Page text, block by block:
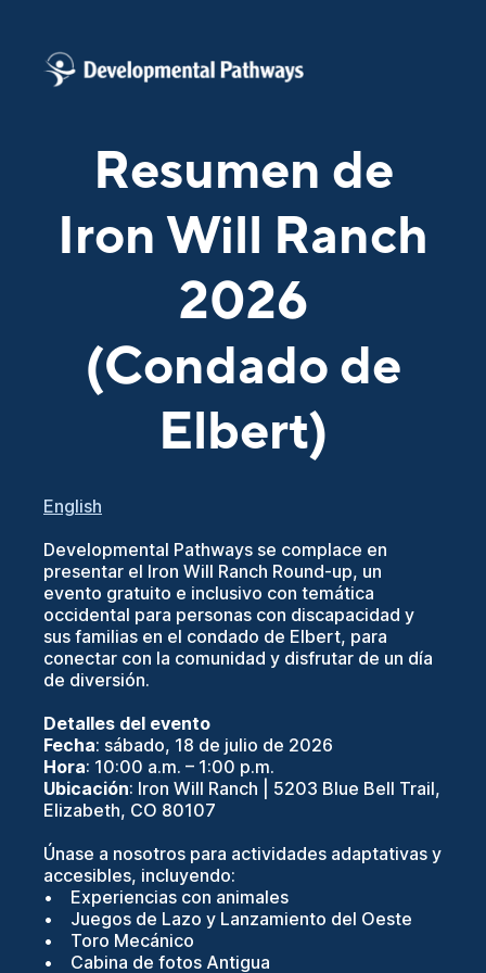
Resumen de
Iron Will Ranch
2026
(Condado de
Elbert)
English
Developmental Pathways se complace en
presentar el Iron Will Ranch Round-up, un
evento gratuito e inclusivo con temática
occidental para personas con discapacidad y
sus familias en el condado de Elbert, para
conectar con la comunidad y disfrutar de un día
de diversión.
Detalles del evento
Fecha: sábado, 18 de julio de 2026
Hora: 10:00 a.m. – 1:00 p.m.
Ubicación: Iron Will Ranch | 5203 Blue Bell Trail,
Elizabeth, CO 80107
Únase a nosotros para actividades adaptativas y
accesibles, incluyendo:
• Experiencias con animales
• Juegos de Lazo y Lanzamiento del Oeste
• Toro Mecánico
• Cabina de fotos Antigua